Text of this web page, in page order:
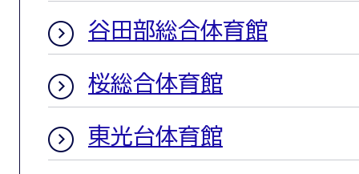
谷田部総合体育館
桜総合体育館
東光台体育館